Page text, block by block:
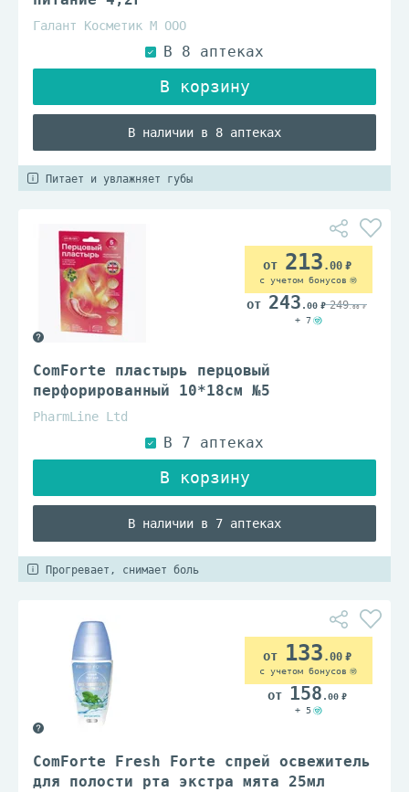
Галант Косметик М ООО
В наличии в 8 аптеках
Питает и увлажняет губы
ComForte пластырь перцовый
перфорированный 10*18см №5
PharmLine Ltd
В наличии в 7 аптеках
213 .00
с учетом бонусов
243 .00 249.00
+ 7
Прогревает, снимает боль
ComForte Fresh Forte спрей освежитель
для полости рта экстра мята 25мл
133 .00
с учетом бонусов
158 .00
+ 5